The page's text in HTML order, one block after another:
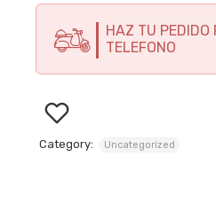
HAZ TU PEDIDO
TELEFONO
Category: Uncategorized